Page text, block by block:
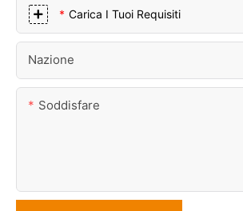
Carica I Tuoi Requisiti
Nazione
Soddisfare